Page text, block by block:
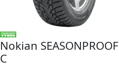
Nokian SEASONPROOF
C